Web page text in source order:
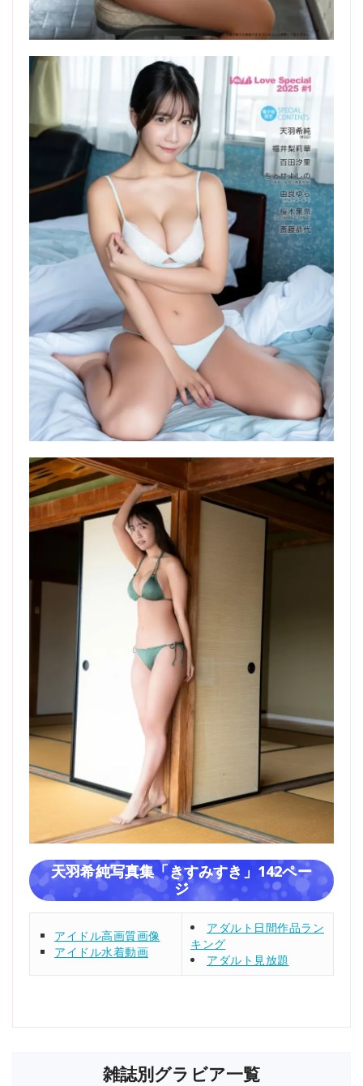
天羽希純写真集「きすみすき」142ペー
ジ
アイドル高画質画像
アイドル水着動画
アダルト日間作品ラン
キング
アダルト見放題
雑誌別グラビア一覧